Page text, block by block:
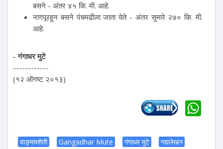
बसने - अंतर ४५ कि. मी. आहे.
नागपूरहून बसने पंचमढीला जाता येते - अंतर सुमारे २७० कि. मी.
आहे.
- गंगाधर मुटे
------------
(१२ ऑगष्ट २०१३)
वाङ्मयशेती Gangadhar Mute गंगाधर मुटे
गद्यलेखन